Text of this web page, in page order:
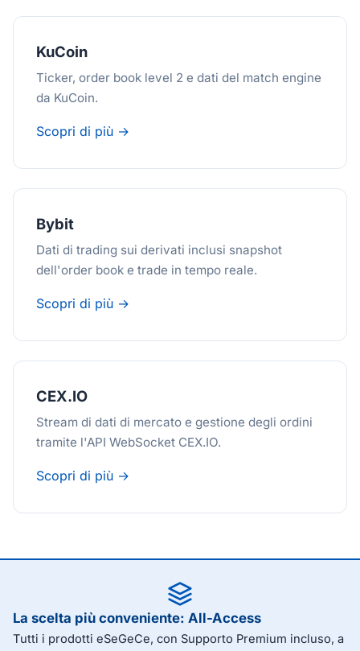
KuCoin
Ticker, order book level 2 e dati del match engine
da KuCoin.
Scopri di più →
Bybit
Dati di trading sui derivati inclusi snapshot
dell'order book e trade in tempo reale.
Scopri di più →
CEX.IO
Stream di dati di mercato e gestione degli ordini
tramite l'API WebSocket CEX.IO.
Scopri di più →
La scelta più conveniente: All-Access
Tutti i prodotti eSeGeCe, con Supporto Premium incluso, a